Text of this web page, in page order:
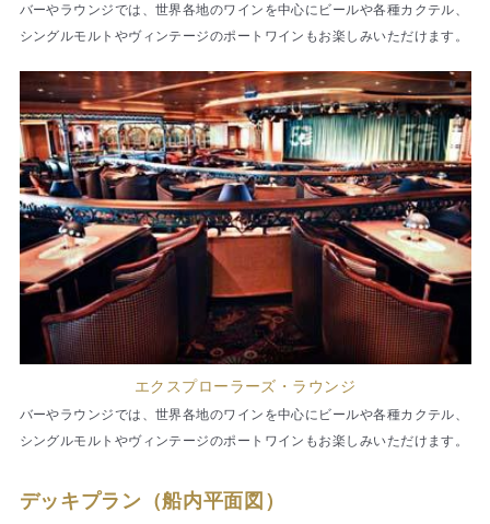
バーやラウンジでは、世界各地のワインを中心にビールや各種カクテル、
シングルモルトやヴィンテージのポートワインもお楽しみいただけます。
エクスプローラーズ・ラウンジ
バーやラウンジでは、世界各地のワインを中心にビールや各種カクテル、
シングルモルトやヴィンテージのポートワインもお楽しみいただけます。
デッキプラン（船内平面図）